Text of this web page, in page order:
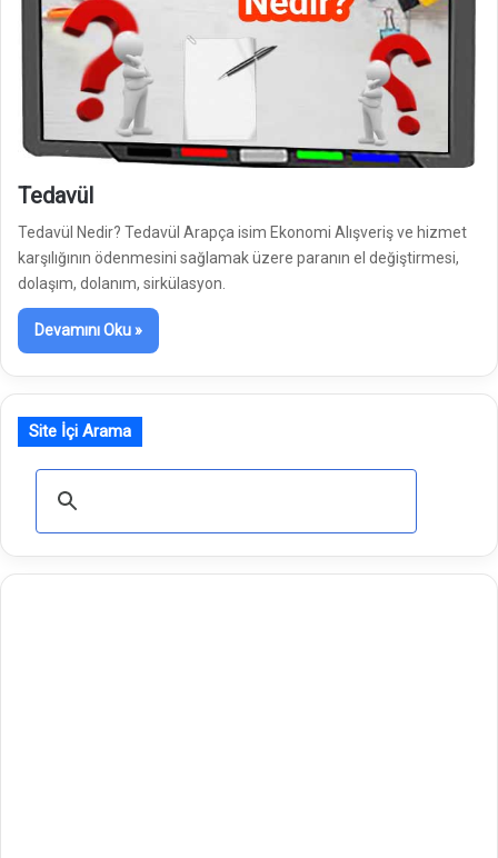
Tedavül
Tedavül Nedir? Tedavül Arapça isim Ekonomi Alışveriş ve hizmet
karşılığının ödenmesini sağlamak üzere paranın el değiştirmesi,
dolaşım, dolanım, sirkülasyon.
Devamını Oku »
Site İçi Arama